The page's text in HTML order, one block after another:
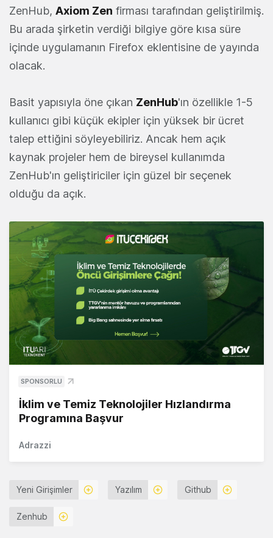
ZenHub, Axiom Zen firması tarafından geliştirilmiş.
Bu arada şirketin verdiği bilgiye göre kısa süre
içinde uygulamanın Firefox eklentisine de yayında
olacak.
Basit yapısıyla öne çıkan ZenHub'ın özellikle 1-5
kullanıcı gibi küçük ekipler için yüksek bir ücret
talep ettiğini söyleyebiliriz. Ancak hem açık
kaynak projeler hem de bireysel kullanımda
ZenHub'ın geliştiriciler için güzel bir seçenek
olduğu da açık.
SPONSORLU
İklim ve Temiz Teknolojiler Hızlandırma
Programına Başvur
Adrazzi
Yeni Girişimler Yazılım Github
Zenhub